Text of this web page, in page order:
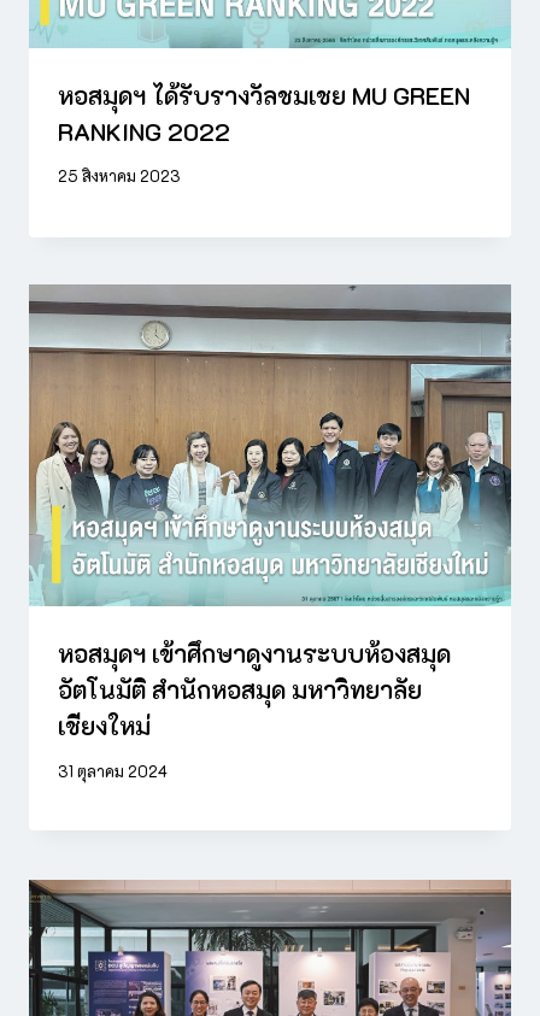
หอสมุดฯ ได้รับรางวัลชมเชย MU GREEN
RANKING 2022
25 สิงหาคม 2023
หอสมุดฯ เข้าศึกษาดูงานระบบห้องสมุด
อัตโนมัติ สำนักหอสมุด มหาวิทยาลัย
เชียงใหม่
31 ตุลาคม 2024